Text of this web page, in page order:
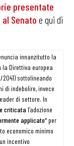
presentate
Senato e qui di
innanzitutto la
la Direttiva europea
sottolineando
di indebolire, invece
di settore. In
criticata l’adozione
applicato” per
economico minimo
incentivo